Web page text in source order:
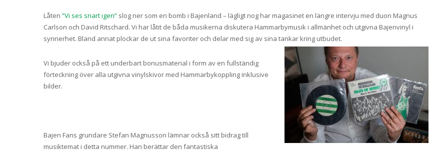
Låten ”Vi ses snart igen” slog ner som en bomb i Bajenland – lägligt nog har magasinet en längre intervju med duon Magnus
Carlson och David Ritschard. Vi har låtit de båda musikerna diskutera Hammarbymusik i allmänhet och utgivna Bajenvinyl i
synnerhet. Bland annat plockar de ut sina favoriter och delar med sig av sina tankar kring utbudet.
Vi bjuder också på ett underbart bonusmaterial i form av en fullständig
förteckning över alla utgivna vinylskivor med Hammarbykoppling inklusive
bilder.
Bajen Fans grundare Stefan Magnusson lämnar också sitt bidrag till
musiktemat i detta nummer. Han berättar den fantastiska